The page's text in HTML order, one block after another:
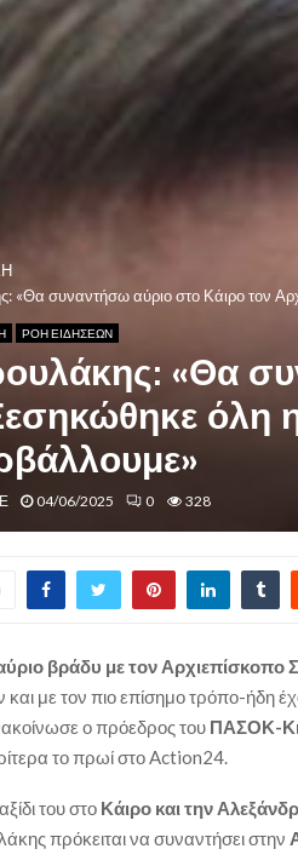
«Θα συναντήσω αύριο στο Κάιρο τον
ΡΟΗ ΕΙΔΗΣΕΩΝ
«Θα
όλη
04/06/2025 0 328
βράδυ με τον Αρχιεπίσκοπο
με τον πιο επίσημο τρόπο-ήδη
ο πρόεδρος του ΠΑΣΟΚ-
το πρωί στο Action24.
του στο Κάιρο και την
πρόκειται να συναντήσει στην